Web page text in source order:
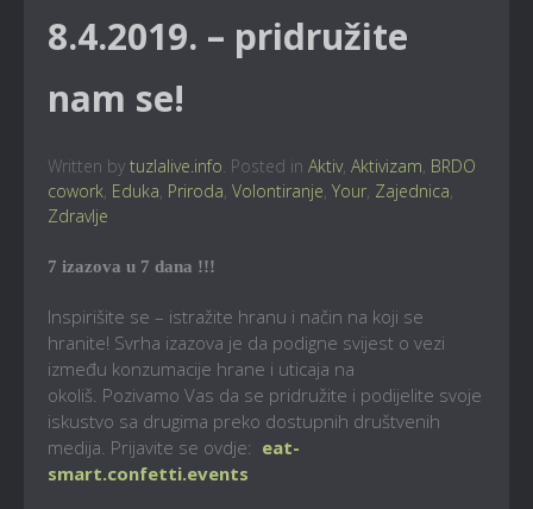
8.4.2019. – pridružite
nam se!
Written by tuzlalive.info. Posted in Aktiv, Aktivizam, BRDO
cowork, Eduka, Priroda, Volontiranje, Your, Zajednica,
Zdravlje
7 izazova u 7 dana !!!
Inspirišite se – istražite hranu i način na koji se
hranite! Svrha izazova je da podigne svijest o vezi
između konzumacije hrane i uticaja na
okoliš. Pozivamo Vas da se pridružite i podijelite svoje
iskustvo sa drugima preko dostupnih društvenih
medija. Prijavite se ovdje: eat-
smart.confetti.events